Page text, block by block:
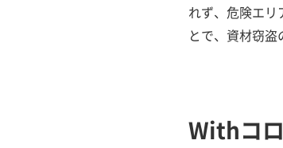
れず、危険エ
とで、資材窃盗
Withコ